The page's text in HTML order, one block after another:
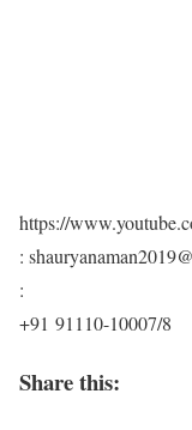
https://
:
:
+91 91110-10007/8
Share this: